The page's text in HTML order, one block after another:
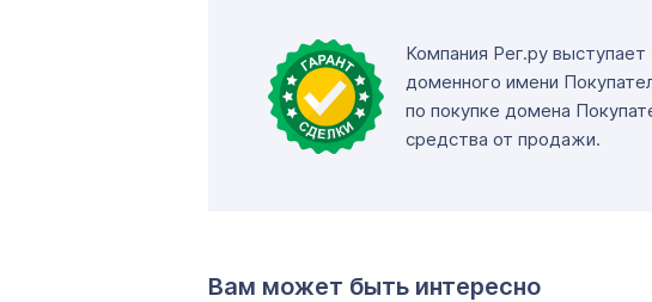
Компания Рег.ру
доменного имени
по покупке домена
средства от продажи.
Вам может быть интересно